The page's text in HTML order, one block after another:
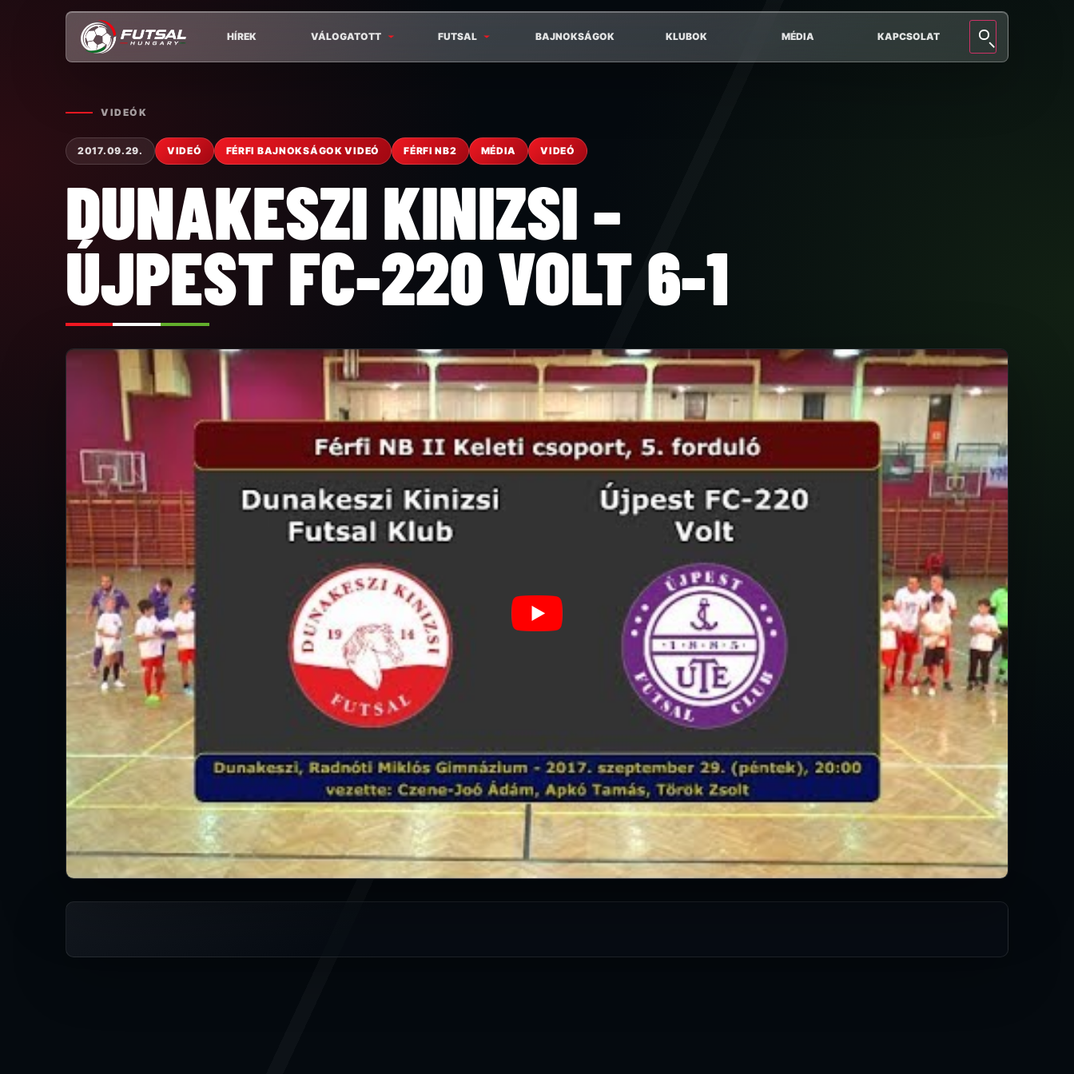
HÍREK VÁLOGATOTT FUTSAL BAJNOKSÁGOK KLUBOK MÉDIA KAPCSOLAT
VIDEÓK
2017.09.29. VIDEÓ FÉRFI BAJNOKSÁGOK VIDEÓ FÉRFI NB2 MÉDIA VIDEÓ
DUNAKESZI KINIZSI –
ÚJPEST FC-220 VOLT 6-1